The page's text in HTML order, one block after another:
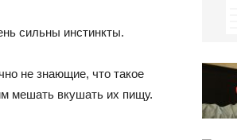
сильны инстинкты.
не знающие, что такое
мешать вкушать их пищу.